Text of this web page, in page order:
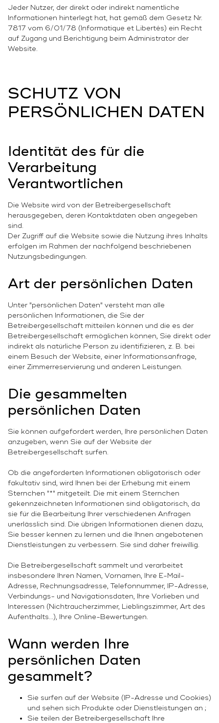
Jeder Nutzer, der direkt oder indirekt namentliche
Informationen hinterlegt hat, hat gemäß dem Gesetz Nr.
7817 vom 6/01/78 (Informatique et Libertés) ein Recht
auf Zugang und Berichtigung beim Administrator der
Website.
SCHUTZ VON
PERSÖNLICHEN DATEN
Identität des für die
Verarbeitung
Verantwortlichen
Die Website wird von der Betreibergesellschaft
herausgegeben, deren Kontaktdaten oben angegeben
sind.
Der Zugriff auf die Website sowie die Nutzung ihres Inhalts
erfolgen im Rahmen der nachfolgend beschriebenen
Nutzungsbedingungen.
Art der persönlichen Daten
Unter "persönlichen Daten" versteht man alle
persönlichen Informationen, die Sie der
Betreibergesellschaft mitteilen können und die es der
Betreibergesellschaft ermöglichen können, Sie direkt oder
indirekt als natürliche Person zu identifizieren, z. B. bei
einem Besuch der Website, einer Informationsanfrage,
einer Zimmerreservierung und anderen Leistungen.
Die gesammelten
persönlichen Daten
Sie können aufgefordert werden, Ihre persönlichen Daten
anzugeben, wenn Sie auf der Website der
Betreibergesellschaft surfen.
Ob die angeforderten Informationen obligatorisch oder
fakultativ sind, wird Ihnen bei der Erhebung mit einem
Sternchen "*" mitgeteilt. Die mit einem Sternchen
gekennzeichneten Informationen sind obligatorisch, da
sie für die Bearbeitung Ihrer verschiedenen Anfragen
unerlässlich sind. Die übrigen Informationen dienen dazu,
Sie besser kennen zu lernen und die Ihnen angebotenen
Dienstleistungen zu verbessern. Sie sind daher freiwillig.
Die Betreibergesellschaft sammelt und verarbeitet
insbesondere Ihren Namen, Vornamen, Ihre E-Mail-
Adresse, Rechnungsadresse, Telefonnummer, IP-Adresse,
Verbindungs- und Navigationsdaten, Ihre Vorlieben und
Interessen (Nichtraucherzimmer, Lieblingszimmer, Art des
Aufenthalts...), Ihre Online-Bewertungen.
Wann werden Ihre
persönlichen Daten
gesammelt?
Sie surfen auf der Website (IP-Adresse und Cookies)
und sehen sich Produkte oder Dienstleistungen an ;
Sie teilen der Betreibergesellschaft Ihre